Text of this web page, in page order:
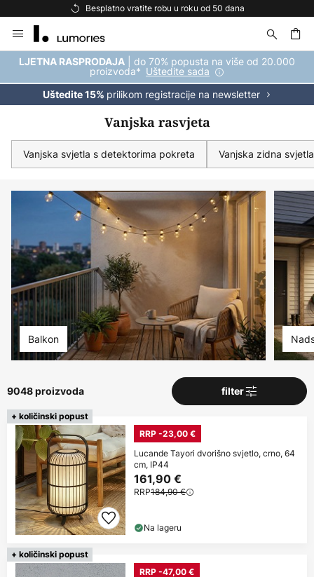
Besplatna dostava za kupnju iznad 69 €
to
Content
LJETNA RASPRODAJA | do 70% popusta na više od 20.000
proizvoda* Uštedite sada
Uštedite 15% prilikom registracije na newsletter
Vanjska rasvjeta
Vanjska svjetla s detektorima pokreta Vanjska zidna svjetla
Balkon
9048 proizvoda filter
+ količinski popust
RRP -23,00 €
Lucande Tayori dvorišno svjetlo, crno, 64
cm, IP44
161,90 €
RRP184,90 €
Na lageru
+ količinski popust
RRP -47,00 €